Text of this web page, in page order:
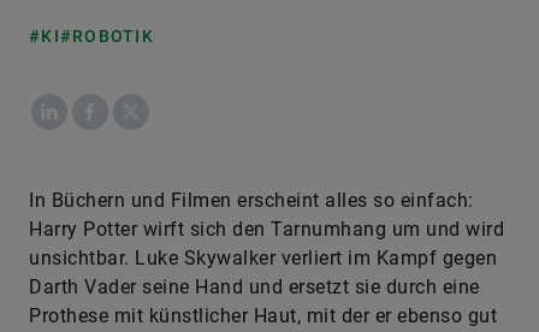
#KI#ROBOTIK
LinkedInFacebook
X
In Büchern und Filmen erscheint alles so einfach:
Harry Potter wirft sich den Tarnumhang um und wird
unsichtbar. Luke Skywalker verliert im Kampf gegen
Darth Vader seine Hand und ersetzt sie durch eine
Prothese mit künstlicher Haut, mit der er ebenso gut